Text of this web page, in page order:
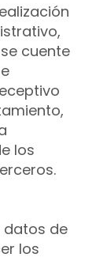
cuente
los
datos de
los